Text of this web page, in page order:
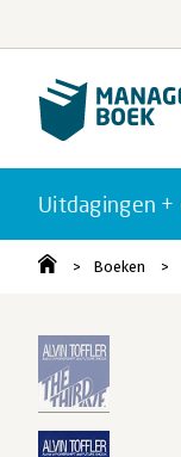
Uitdagingen +
Boeken